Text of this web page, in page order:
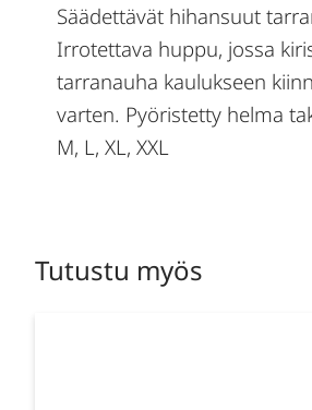
Säädettävät hihansuut
Irrotettava huppu, jossa
tarranauha kaulukseen
varten. Pyöristetty helma
M, L, XL, XXL
Tutustu myös